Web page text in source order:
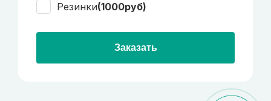
Резинки(1000руб)
Заказать